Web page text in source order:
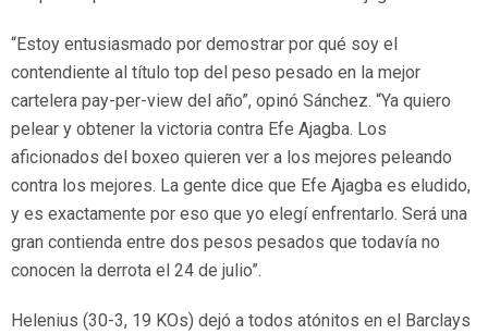
“Estoy entusiasmado por demostrar por qué soy el
contendiente al título top del peso pesado en la mejor
cartelera pay-per-view del año”, opinó Sánchez. “Ya quiero
pelear y obtener la victoria contra Efe Ajagba. Los
aficionados del boxeo quieren ver a los mejores peleando
contra los mejores. La gente dice que Efe Ajagba es eludido,
y es exactamente por eso que yo elegí enfrentarlo. Será una
gran contienda entre dos pesos pesados que todavía no
conocen la derrota el 24 de julio”.
Helenius (30-3, 19 KOs) dejó a todos atónitos en el Barclays